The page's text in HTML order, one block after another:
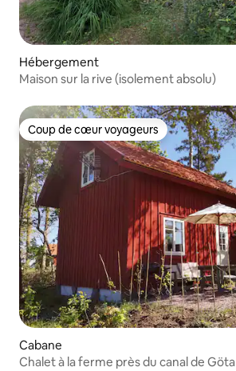
Hébergement
Maison sur la rive (isolement absolu)
Coup de cœur voyageurs
Coup de cœur voyageurs
Cabane
Chalet à la ferme près du canal de Göta